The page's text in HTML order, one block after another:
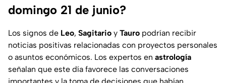
domingo 21 de junio?
Los signos de Leo, Sagitario y Tauro podrían recibir
noticias positivas relacionadas con proyectos personales
o asuntos económicos. Los expertos en astrología
señalan que este día favorece las conversaciones